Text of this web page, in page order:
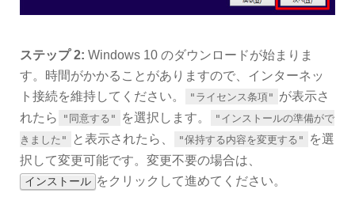
ステップ 2: Windows 10 のダウンロードが始まりま
す。時間がかかることがありますので、インターネッ
ト接続を維持してください。
"ライセンス条項" が表示さ
れたら
"同意する" を選択します。
"インストールの準備がで
きました"
と表示されたら、 "保持する内容を変更する"
を選
択して変更可能です。変更不要の場合は、
インストール をクリックして進めてください。